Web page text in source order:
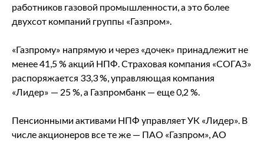
работников газовой промышленности, а это более
двухсот компаний группы «Газпром».
«Газпрому» напрямую и через «дочек» принадлежит не
менее 41,5 % акций НПФ. Страховая компания «СОГАЗ»
распоряжается 33,3 %, управляющая компания
«Лидер» — 25 %, а Газпромбанк — еще 0,2 %.
Пенсионными активами НПФ управляет УК «Лидер». В
числе акционеров все те же — ПАО «Газпром», АО